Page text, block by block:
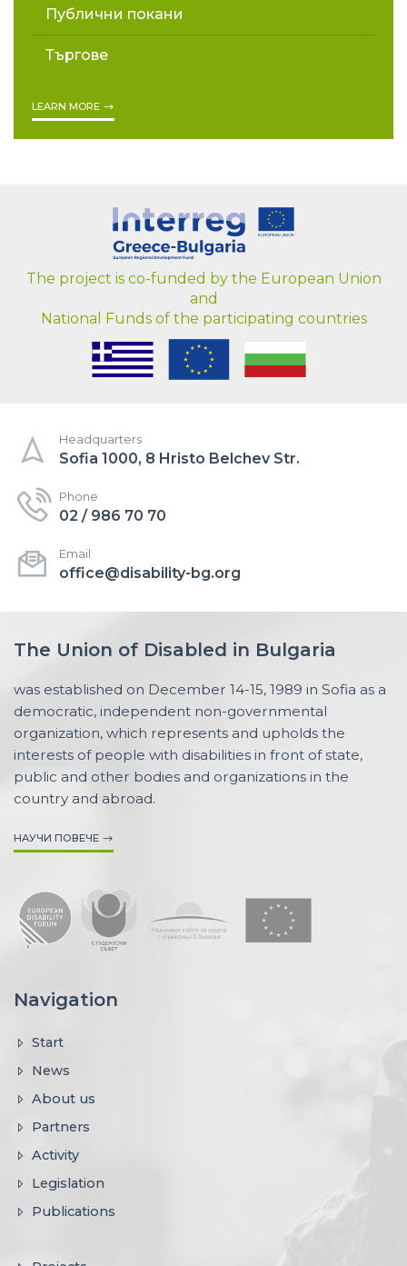
Публични покани
Търгове
LEARN MORE
The project is co-funded by the European Union
and
National Funds of the participating countries
Headquarters
Sofia 1000, 8 Hristo Belchev Str.
Phone
02 / 986 70 70
Email
office@disability-bg.org
The Union of Disabled in Bulgaria
was established on December 14-15, 1989 in Sofia as a
democratic, independent non-governmental
organization, which represents and upholds the
interests of people with disabilities in front of state,
public and other bodies and organizations in the
country and abroad.
НАУЧИ ПОВЕЧЕ
Navigation
Start
News
About us
Partners
Activity
Legislation
Publications